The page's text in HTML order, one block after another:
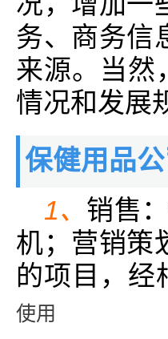
务、商务信
来源。当然
情况和发展
保健用品
1、 销售
机；营销策
的项目，经
使用